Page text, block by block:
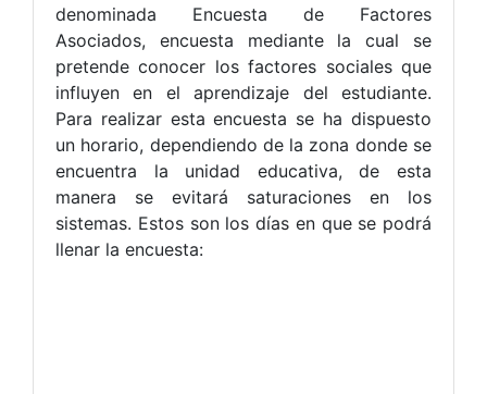
denominada Encuesta de Factores
Asociados, encuesta mediante la cual se
pretende conocer los factores sociales que
influyen en el aprendizaje del estudiante.
Para realizar esta encuesta se ha dispuesto
un horario, dependiendo de la zona donde se
encuentra la unidad educativa, de esta
manera se evitará saturaciones en los
sistemas. Estos son los días en que se podrá
llenar la encuesta: